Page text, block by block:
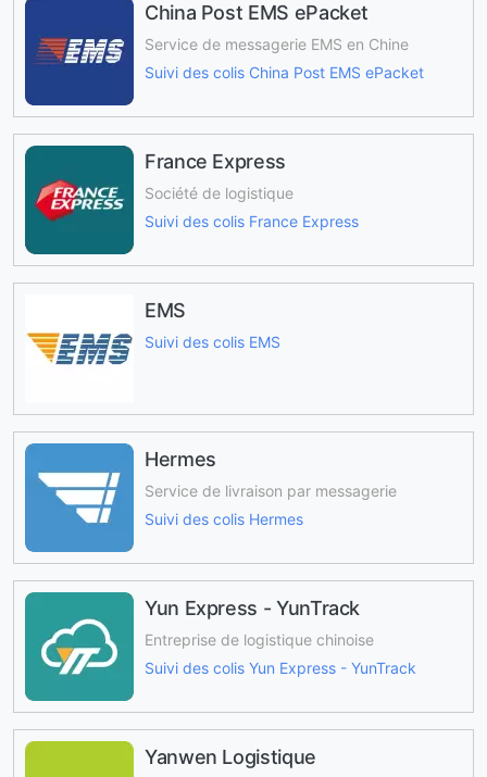
China Post EMS ePacket
Service de messagerie EMS en Chine
Suivi des colis China Post EMS ePacket
France Express
Société de logistique
Suivi des colis France Express
EMS
Suivi des colis EMS
Hermes
Service de livraison par messagerie
Suivi des colis Hermes
Yun Express - YunTrack
Entreprise de logistique chinoise
Suivi des colis Yun Express - YunTrack
Yanwen Logistique